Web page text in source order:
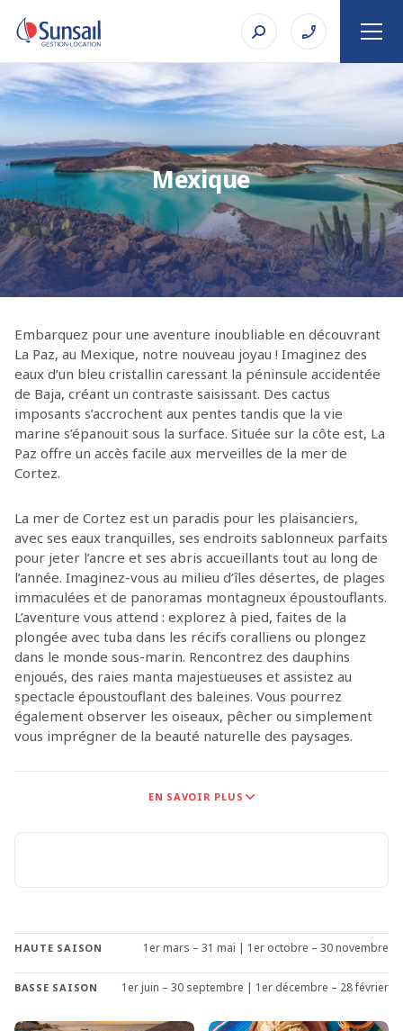
Mexique
Embarquez pour une aventure inoubliable en découvrant
La Paz, au Mexique, notre nouveau joyau ! Imaginez des
eaux d’un bleu cristallin caressant la péninsule accidentée
de Baja, créant un contraste saisissant. Des cactus
imposants s’accrochent aux pentes tandis que la vie
marine s’épanouit sous la surface. Située sur la côte est, La
Paz offre un accès facile aux merveilles de la mer de
Cortez.
La mer de Cortez est un paradis pour les plaisanciers,
avec ses eaux tranquilles, ses endroits sablonneux parfaits
pour jeter l’ancre et ses abris accueillants tout au long de
l’année. Imaginez-vous au milieu d’îles désertes, de plages
immaculées et de panoramas montagneux époustouflants.
L’aventure vous attend : explorez à pied, faites de la
plongée avec tuba dans les récifs coralliens ou plongez
dans le monde sous-marin. Rencontrez des dauphins
enjoués, des raies manta majestueuses et assistez au
spectacle époustouflant des baleines. Vous pourrez
également observer les oiseaux, pêcher ou simplement
vous imprégner de la beauté naturelle des paysages.
spectaculaire entre le désert et la mer. Naviguez le long
du monde” par Jacques Cousteau.
Pour une escapade vraiment unique et exclusive,
EN SAVOIR PLUS
HAUTE SAISON 1er mars – 31 mai | 1er octobre – 30 novembre
BASSE SAISON 1er juin – 30 septembre | 1er décembre – 28 février